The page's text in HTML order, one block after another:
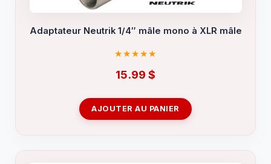
Adaptateur Neutrik 1/4″ mâle mono à XLR mâle
15.99 $
AJOUTER AU PANIER